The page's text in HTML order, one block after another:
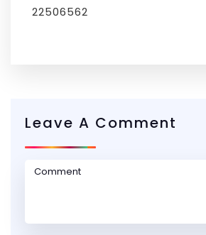
22506562
Leave A Comment